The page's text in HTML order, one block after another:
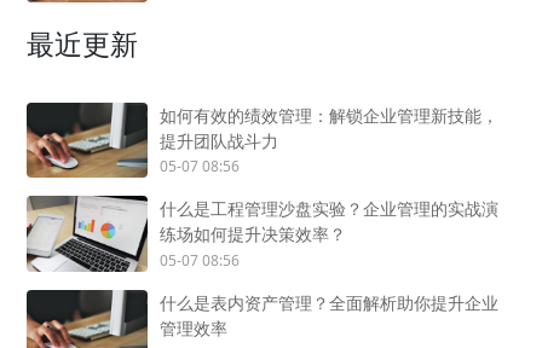
最近更新
如何有效的绩效管理：解锁企业管理新技能，
提升团队战斗力
05-07 08:56
什么是工程管理沙盘实验？企业管理的实战演
练场如何提升决策效率？
05-07 08:56
什么是表内资产管理？全面解析助你提升企业
管理效率